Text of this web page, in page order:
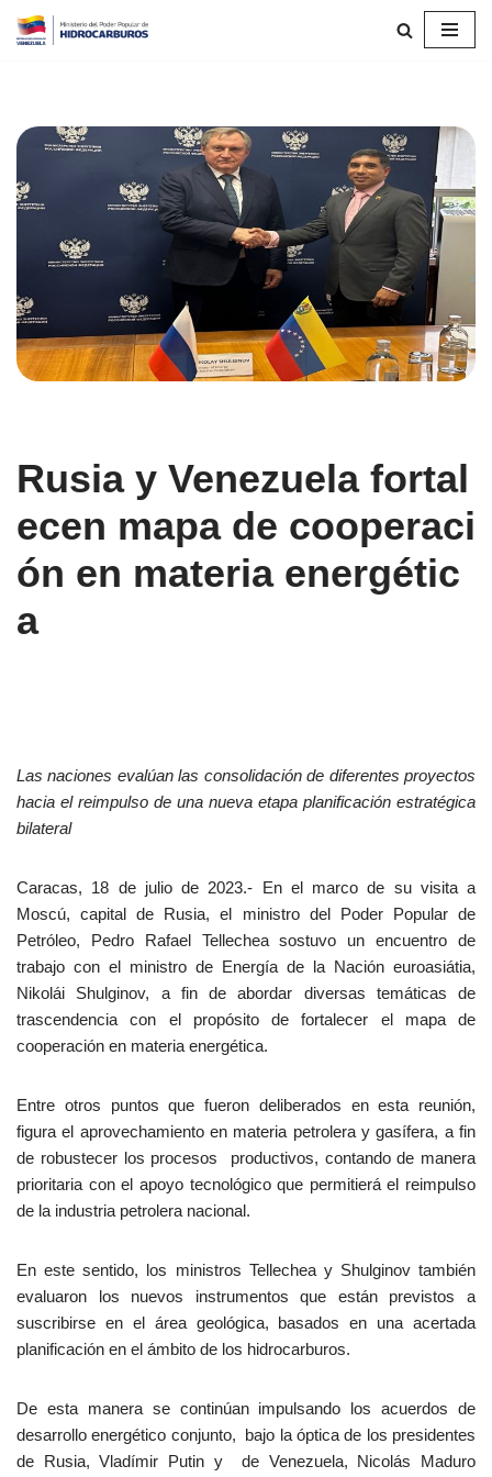
Rusia y Venezuela fortal
ecen mapa de cooperaci
ón en materia energétic
a
Las naciones evalúan las consolidación de diferentes proyectos
hacia el reimpulso de una nueva etapa planificación estratégica
bilateral
Caracas, 18 de julio de 2023.- En el marco de su visita a
Moscú, capital de Rusia, el ministro del Poder Popular de
Petróleo, Pedro Rafael Tellechea sostuvo un encuentro de
trabajo con el ministro de Energía de la Nación euroasiátia,
Nikolái Shulginov, a fin de abordar diversas temáticas de
trascendencia con el propósito de fortalecer el mapa de
cooperación en materia energética.
Entre otros puntos que fueron deliberados en esta reunión,
figura el aprovechamiento en materia petrolera y gasífera, a fin
de robustecer los procesos productivos, contando de manera
prioritaria con el apoyo tecnológico que permitierá el reimpulso
de la industria petrolera nacional.
En este sentido, los ministros Tellechea y Shulginov también
evaluaron los nuevos instrumentos que están previstos a
suscribirse en el área geológica, basados en una acertada
planificación en el ámbito de los hidrocarburos.
De esta manera se continúan impulsando los acuerdos de
desarrollo energético conjunto, bajo la óptica de los presidentes
de Rusia, Vladímir Putin y de Venezuela, Nicolás Maduro